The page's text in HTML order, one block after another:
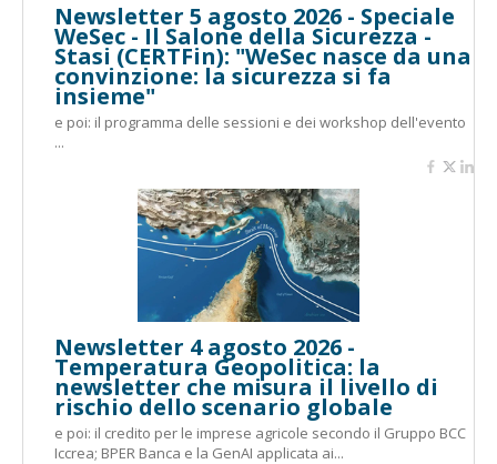
Newsletter 5 agosto 2026 - Speciale
WeSec - Il Salone della Sicurezza -
Stasi (CERTFin): "WeSec nasce da una
convinzione: la sicurezza si fa
insieme"
e poi: il programma delle sessioni e dei workshop dell'evento
...
Newsletter 4 agosto 2026 -
Temperatura Geopolitica: la
newsletter che misura il livello di
rischio dello scenario globale
e poi: il credito per le imprese agricole secondo il Gruppo BCC
Iccrea; BPER Banca e la GenAI applicata ai...